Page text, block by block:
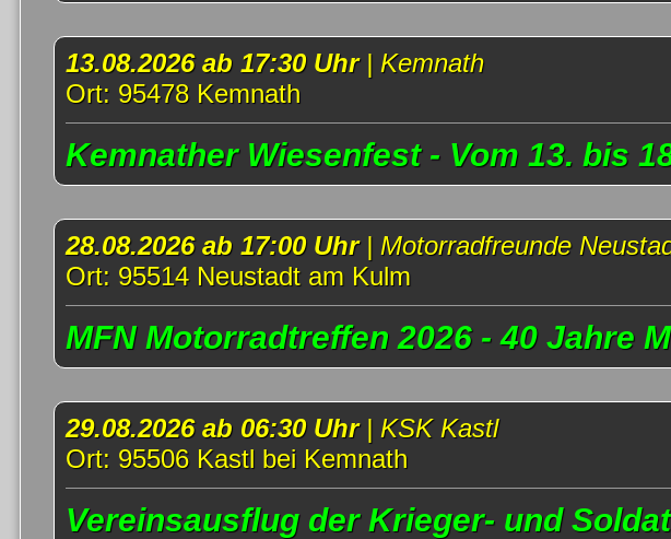
13.08.2026 ab 17:30 Uhr | Kemnath
Ort: 95478 Kemnath
Kemnather Wiesenfest - Vom 13. bis
28.08.2026 ab 17:00 Uhr | Motorradfreunde
Ort: 95514 Neustadt am Kulm
MFN Motorradtreffen 2026 - 40 Jahre
29.08.2026 ab 06:30 Uhr | KSK Kastl
Ort: 95506 Kastl bei Kemnath
Vereinsausflug der Krieger- und